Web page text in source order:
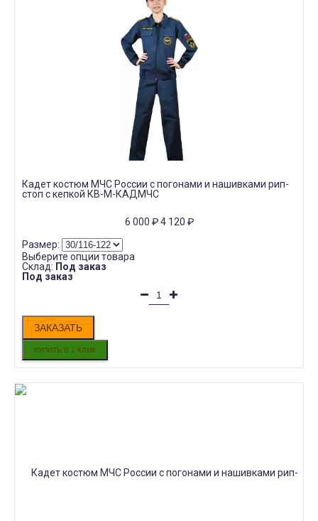
Кадет костюм МЧС России с погонами и нашивками рип-
стоп с кепкой КВ-М-КАДМЧС
6 000 ₽ 4 120 ₽
Размер:
Выберите опции товара
Склад: Под заказ
Под заказ
ЗАКАЗАТЬ